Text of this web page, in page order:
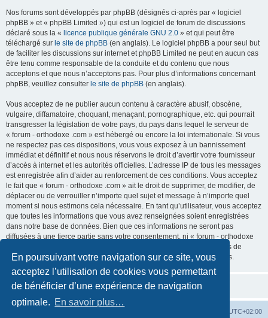
En poursuivant votre navigation sur ce site, vous
acceptez l’utilisation de cookies vous permettant
de bénéficier d’une expérience de navigation
optimale. En savoir plus…
Nos forums sont développés par phpBB (désignés ci-après par « logiciel
phpBB » et « phpBB Limited ») qui est un logiciel de forum de discussions
déclaré sous la « licence publique générale GNU 2.0 » et qui peut être
téléchargé sur le site de phpBB (en anglais). Le logiciel phpBB a pour seul but
de faciliter les discussions sur internet et phpBB Limited ne peut en aucun cas
être tenu comme responsable de la conduite et du contenu que nous
acceptons et que nous n’acceptons pas. Pour plus d’informations concernant
phpBB, veuillez consulter le site de phpBB (en anglais).
Vous acceptez de ne publier aucun contenu à caractère abusif, obscène,
vulgaire, diffamatoire, choquant, menaçant, pornographique, etc. qui pourrait
transgresser la législation de votre pays, du pays dans lequel le serveur de
« forum - orthodoxe .com » est hébergé ou encore la loi internationale. Si vous
ne respectez pas ces dispositions, vous vous exposez à un bannissement
immédiat et définitif et nous nous réservons le droit d’avertir votre fournisseur
d’accès à internet et les autorités officielles. L’adresse IP de tous les messages
est enregistrée afin d’aider au renforcement de ces conditions. Vous acceptez
le fait que « forum - orthodoxe .com » ait le droit de supprimer, de modifier, de
déplacer ou de verrouiller n’importe quel sujet et message à n’importe quel
moment si nous estimons cela nécessaire. En tant qu’utilisateur, vous acceptez
que toutes les informations que vous avez renseignées soient enregistrées
dans notre base de données. Bien que ces informations ne seront pas
diffusées à une tierce partie sans votre consentement, ni « forum - orthodoxe
.com », ni phpBB, ne pourront être tenus comme responsables en cas de
tentative de piratage informatique visant à compromettre vos données.
UTC+02:00